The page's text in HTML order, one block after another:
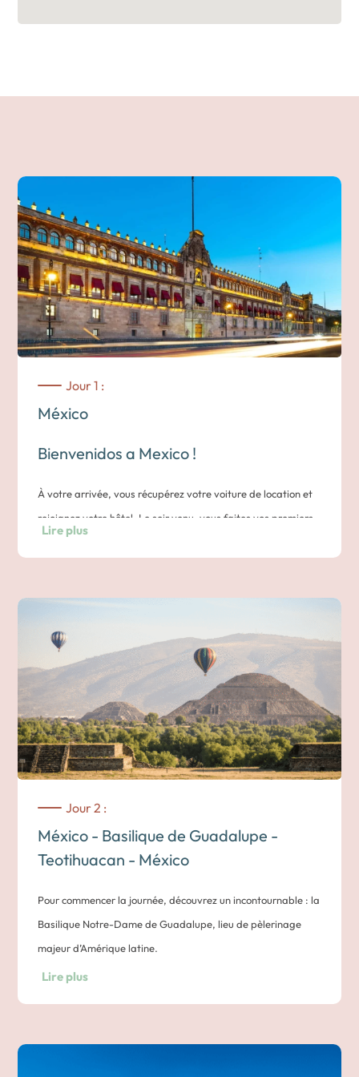
Jour 1 :
México
Bienvenidos a Mexico !
À votre arrivée, vous récupérez votre voiture de location et
rejoignez votre hôtel. Le soir venu, vous faites vos premiers
Lire plus
Jour 2 :
México - Basilique de Guadalupe -
Teotihuacan - México
Pour commencer la journée, découvrez un incontournable : la
Basilique Notre-Dame de Guadalupe, lieu de pèlerinage
majeur d’Amérique latine.
Ensuite, cap vers Teotihuacan, l’ancienne « cité des dieux »,
et la richesse de son héritage précolombien.
Lire plus